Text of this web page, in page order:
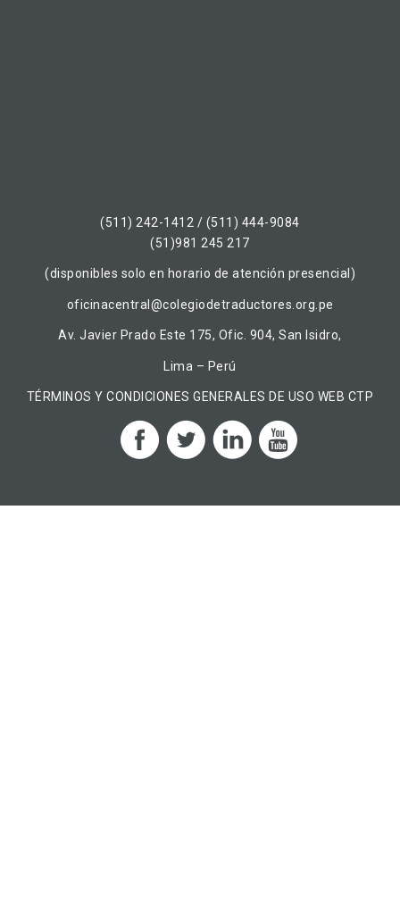
(511) 242-1412 / (511) 444-9084
(51)981 245 217
(disponibles solo en horario de atención presencial)
oficinacentral@colegiodetraductores.org.pe
Av. Javier Prado Este 175, Ofic. 904, San Isidro,
Lima – Perú
TÉRMINOS Y CONDICIONES GENERALES DE USO WEB CTP